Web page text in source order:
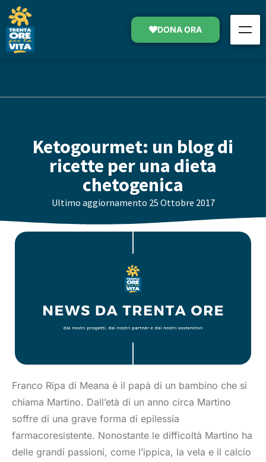
DONA ORA
Ketogourmet: un blog di
ricette per una dieta
chetogenica
Ultimo aggiornamento 25 Ottobre 2017
Franco Ripa di Meana è il papà di un bambino che si
chiama Martino. Dall’età di un anno circa Martino
soffre di una grave forma di epilessia
farmacoresistente. Nonostante le difficoltà Martino ha
delle grandi passioni, come l’ippica, la vela e il calcio